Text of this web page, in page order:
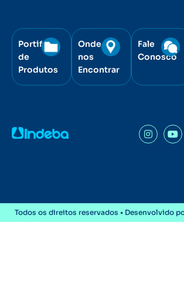
Portifólio
de
Produtos
Onde
nos
Encontrar
Fale
Conosco
Todos os direitos reservados • Desenvolvido